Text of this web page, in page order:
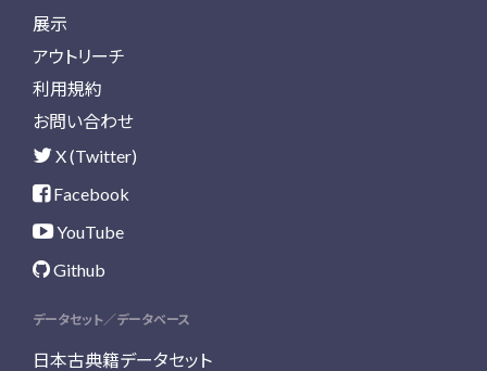
展示
アウトリーチ
利用規約
お問い合わせ
X (Twitter)
Facebook
YouTube
Github
データセット／データベース
日本古典籍データセット